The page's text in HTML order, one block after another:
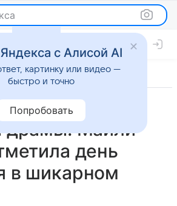
жизнь
драмы: Майли
день
в шикарном
с Алисой AI
картинку или видео —
быстро и точно
Попробовать